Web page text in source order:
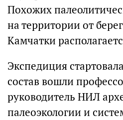
Похожих
на территории от
Камчатки
Экспедиция
состав вошли
руководитель НИЛ
палеоэкологии и